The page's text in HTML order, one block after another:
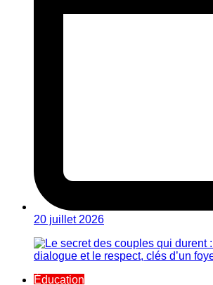
20 juillet 2026
Éducation